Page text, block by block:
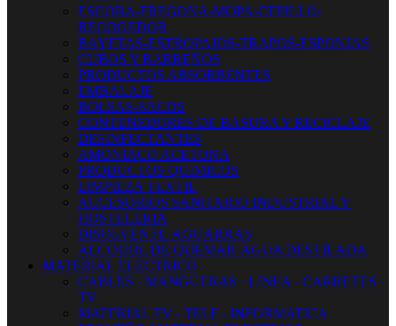
ESCOBA-FREGONA-MOPA-CEPILLO-
RECOGEDOR
BAYETAS-ESTROPAJOS-TRAPOS-ESPONJAS
CUBOS Y BARREÑOS
PRODUCTOS ABSORBENTES
EMBALAJE
BOLSAS-SACOS
CONTENEDORES DE BASURA Y RECICLAJE
DESINFECTANTES
AMONIACO ACETONA
PRODUCTOS QUIMICOS
LIMPIEZA TEXTIL
ACCESORIOS SANITARIO INDUSTRIAL Y
HOSTELERIA
DISOLVENTE-AGUARRAS
ALCOHOL DE QUEMAR-AGUA DESTILADA
MATERIAL ELECTRICO
CABLES - MANGUERAS - LINEA - CARRETES -
TV
MATERIAL TV - TELF - INFORMATICA